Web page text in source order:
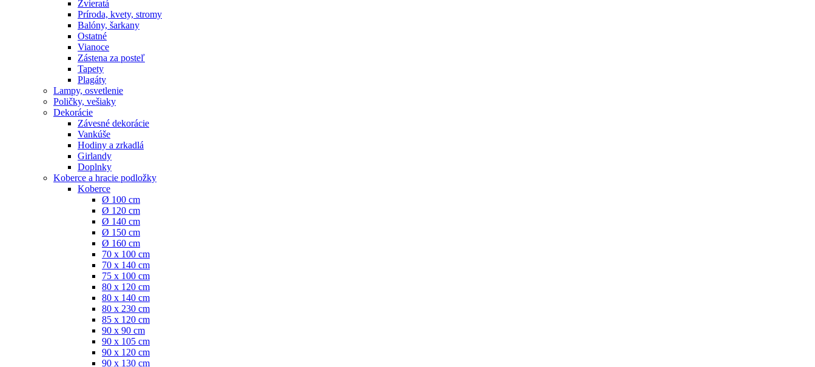
Zvieratá
Príroda, kvety, stromy
Balóny, šarkany
Ostatné
Vianoce
Zástena za posteľ
Tapety
Plagáty
Lampy, osvetlenie
Poličky, vešiaky
Dekorácie
Závesné dekorácie
Vankúše
Hodiny a zrkadlá
Girlandy
Doplnky
Koberce a hracie podložky
Koberce
Ø 100 cm
Ø 120 cm
Ø 140 cm
Ø 150 cm
Ø 160 cm
70 x 100 cm
70 x 140 cm
75 x 100 cm
80 x 120 cm
80 x 140 cm
80 x 230 cm
85 x 120 cm
90 x 90 cm
90 x 105 cm
90 x 120 cm
90 x 130 cm